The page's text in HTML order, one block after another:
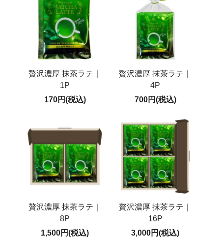
贅沢濃厚 抹茶ラテ｜
1P
170円(税込)
贅沢濃厚 抹茶ラテ｜
4P
700円(税込)
贅沢濃厚 抹茶ラテ｜
8P
1,500円(税込)
贅沢濃厚 抹茶ラテ｜
16P
3,000円(税込)